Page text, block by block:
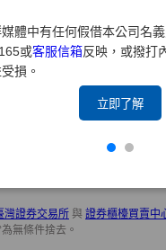
體中有任何假借本公司名
或客服信箱反映，或撥打
損。
立即了解